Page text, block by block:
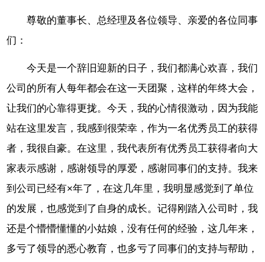
尊敬的董事长、总经理及各位领导、亲爱的各位同事
们：
今天是一个辞旧迎新的日子，我们都满心欢喜，我们
公司的所有人每年都会在这一天团聚，这样的年终大会，
让我们的心靠得更拢。今天，我的心情很激动，因为我能
站在这里发言，我感到很荣幸，作为一名优秀员工的获得
者，我很自豪。在这里，我代表所有优秀员工获得者向大
家表示感谢，感谢领导的厚爱，感谢同事们的支持。我来
到公司已经有×年了，在这几年里，我明显感觉到了单位
的发展，也感觉到了自身的成长。记得刚踏入公司时，我
还是个懵懵懂懂的小姑娘，没有任何的经验，这几年来，
多亏了领导的悉心教育，也多亏了同事们的支持与帮助，